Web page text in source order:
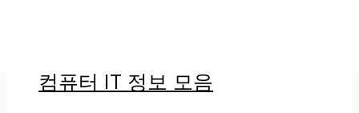
컴퓨터 IT 정보 모음